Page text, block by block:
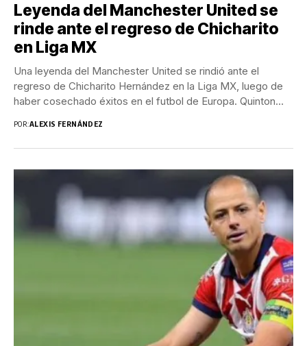
Leyenda del Manchester United se
rinde ante el regreso de Chicharito
en Liga MX
Una leyenda del Manchester United se rindió ante el
regreso de Chicharito Hernández en la Liga MX, luego de
haber cosechado éxitos en el futbol de Europa. Quinton
POR:ALEXIS FERNÁNDEZ